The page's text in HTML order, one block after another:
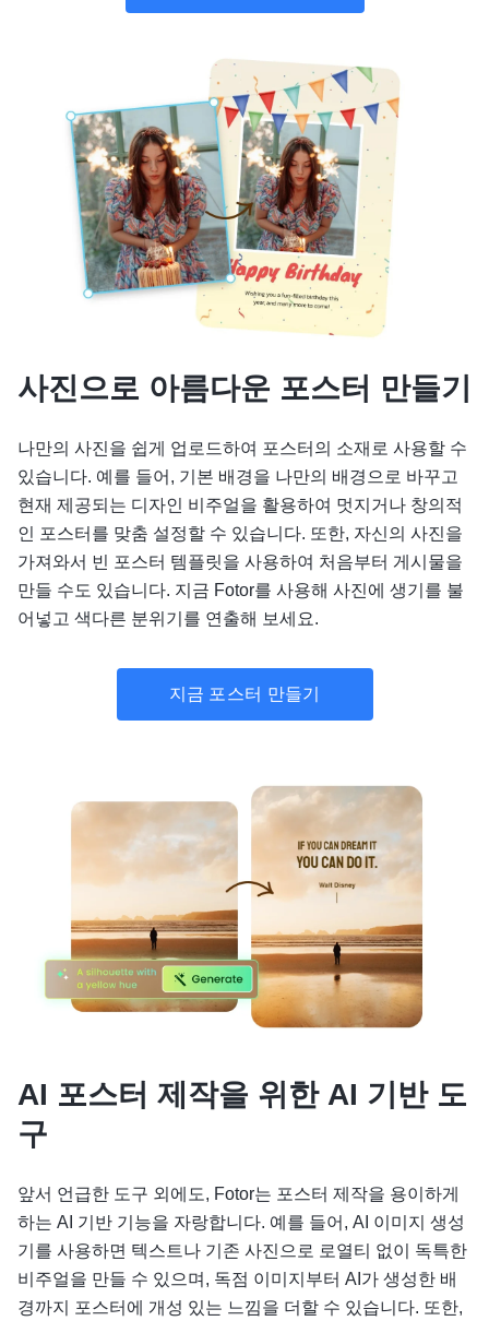
사진으로 아름다운 포스터 만들기
나만의 사진을 쉽게 업로드하여 포스터의 소재로 사용할 수
있습니다. 예를 들어, 기본 배경을 나만의 배경으로 바꾸고
현재 제공되는 디자인 비주얼을 활용하여 멋지거나 창의적
인 포스터를 맞춤 설정할 수 있습니다. 또한, 자신의 사진을
가져와서 빈 포스터 템플릿을 사용하여 처음부터 게시물을
만들 수도 있습니다. 지금 Fotor를 사용해 사진에 생기를 불
어넣고 색다른 분위기를 연출해 보세요.
지금 포스터 만들기
AI 포스터 제작을 위한 AI 기반 도
구
앞서 언급한 도구 외에도, Fotor는 포스터 제작을 용이하게
하는 AI 기반 기능을 자랑합니다. 예를 들어, AI 이미지 생성
기를 사용하면 텍스트나 기존 사진으로 로열티 없이 독특한
비주얼을 만들 수 있으며, 독점 이미지부터 AI가 생성한 배
경까지 포스터에 개성 있는 느낌을 더할 수 있습니다. 또한,